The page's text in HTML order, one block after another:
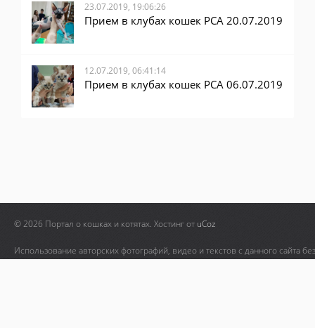
23.07.2019, 19:06:26
Прием в клубах кошек PCA 20.07.2019
12.07.2019, 06:41:14
Прием в клубах кошек PCA 06.07.2019
© 2026 Портал о кошках и котятах. Хостинг от uCoz
Использование авторских фотографий, видео и текстов с данного сайта